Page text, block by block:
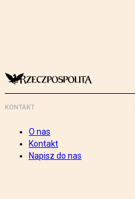
KONTAKT
O nas
Kontakt
Napisz do nas